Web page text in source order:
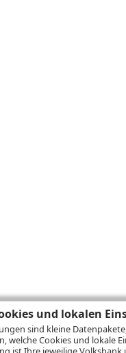
und lokalen
sind kleine
welche Cookies und lokale